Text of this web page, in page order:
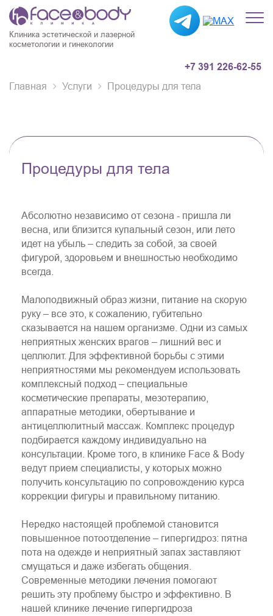
Клиника эстетической и лазерной
косметологии и гинекологии
+7 391 226-62-55
Главная Услуги Процедуры для тела
Процедуры для тела
Абсолютно независимо от сезона - пришла ли
весна, или близится купальный сезон, или лето
идет на убыль – следить за собой, за своей
фигурой, здоровьем и внешностью необходимо
всегда.
Малоподвижный образ жизни, питание на скорую
руку – все это, к сожалению, губительно
сказывается на нашем организме. Одни из самых
неприятных женских врагов – лишний вес и
целлюлит. Для эффективной борьбы с этими
неприятностями мы рекомендуем использовать
комплексный подход – специальные
косметические препараты, мезотерапию,
аппаратные методики, обертывание и
антицеллюлитный массаж. Комплекс процедур
подбирается каждому индивидуально на
консультации. Кроме того, в клинике Face & Body
ведут прием специалисты, у которых можно
получить консультацию по сопровождению курса
коррекции фигуры и правильному питанию.
Нередко настоящей проблемой становится
повышенное потоотделение – гипергидроз: пятна
пота на одежде и неприятный запах заставляют
смущаться и даже избегать общения.
Современные методики лечения помогают
решить эту проблему быстро и эффективно. В
нашей клинике лечение гипергидроза